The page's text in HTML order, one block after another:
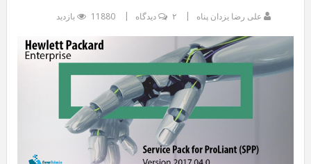
علی رضا یزدان پناه ۲ دیدگاه 11880 بازدید